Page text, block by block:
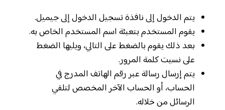
يتم الدخول إلى نافذة تسجيل الدخول إلى جيميل.
يقوم المستخدم بتعبئة اسم المستخدم الخاص به.
بعد ذلك يقوم بالضغط على التالي، ويليها الضغط
على نسيت كلمة المرور.
يتم إرسال رسالة عبر رقم الهاتف المدرج في
الحساب، أو الحساب الآخر المخصص لتلقي
الرسائل من خلاله.